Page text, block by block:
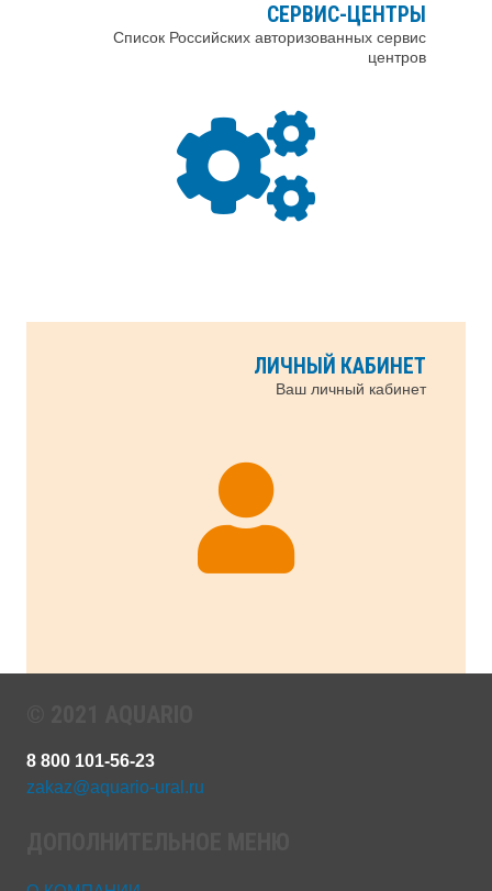
СЕРВИС-ЦЕНТРЫ
Список Российских авторизованных сервис
центров
ЛИЧНЫЙ КАБИНЕТ
Ваш личный кабинет
8 800 101-56-23
zakaz@aquario-ural.ru